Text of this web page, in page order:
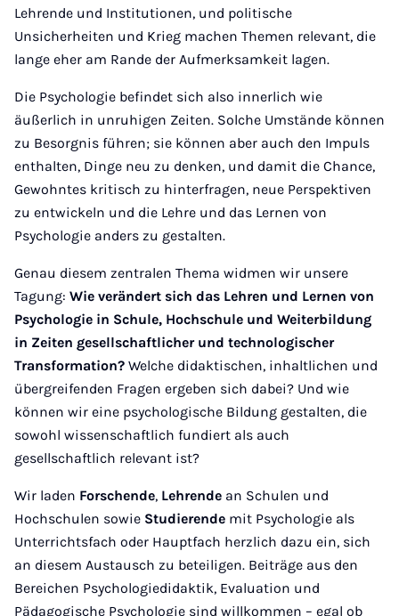
Lehrende und Institutionen, und politische
Unsicherheiten und Krieg machen Themen relevant, die
lange eher am Rande der Aufmerksamkeit lagen.
Die Psychologie befindet sich also innerlich wie
äußerlich in unruhigen Zeiten. Solche Umstände können
zu Besorgnis führen; sie können aber auch den Impuls
enthalten, Dinge neu zu denken, und damit die Chance,
Gewohntes kritisch zu hinterfragen, neue Perspektiven
zu entwickeln und die Lehre und das Lernen von
Psychologie anders zu gestalten.
Genau diesem zentralen Thema widmen wir unsere
Tagung: Wie verändert sich das Lehren und Lernen von
Psychologie in Schule, Hochschule und Weiterbildung
in Zeiten gesellschaftlicher und technologischer
Transformation? Welche didaktischen, inhaltlichen und
übergreifenden Fragen ergeben sich dabei? Und wie
können wir eine psychologische Bildung gestalten, die
sowohl wissenschaftlich fundiert als auch
gesellschaftlich relevant ist?
Wir laden Forschende, Lehrende an Schulen und
Hochschulen sowie Studierende mit Psychologie als
Unterrichtsfach oder Hauptfach herzlich dazu ein, sich
an diesem Austausch zu beteiligen. Beiträge aus den
Bereichen Psychologiedidaktik, Evaluation und
Pädagogische Psychologie sind willkommen – egal ob